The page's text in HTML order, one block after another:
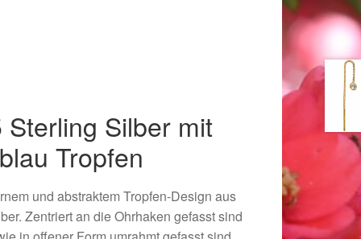
Silber mit
Tropfen
und abstraktem Tropfen-Design aus
Zentriert an die Ohrhaken gefasst sind